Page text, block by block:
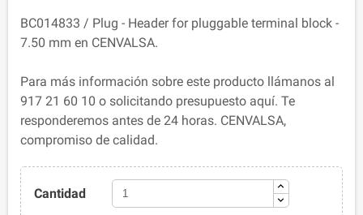
BC014833 / Plug - Header for pluggable terminal block -
7.50 mm en CENVALSA.
Para más información sobre este producto llámanos al
917 21 60 10 o solicitando presupuesto aquí. Te
responderemos antes de 24 horas. CENVALSA,
compromiso de calidad.
Cantidad